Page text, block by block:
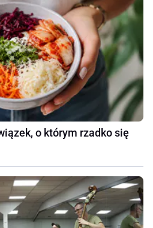
o którym rzadko się